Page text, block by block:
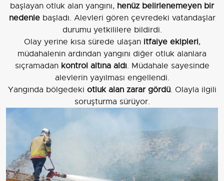
başlayan otluk alan yangını, henüz belirlenemeyen bir
nedenlebaşladı. Alevleri gören çevredeki vatandaşlar
durumu yetkililere bildirdi.
Olay yerine kısa sürede ulaşan itfaiye ekipleri,
müdahalenin ardından yangını diğer otluk alanlara
sıçramadan kontrol altına aldı. Müdahale sayesinde
alevlerin yayılması engellendi.
Yangında bölgedeki otluk alan zarar gördü. Olayla ilgili
soruşturma sürüyor.